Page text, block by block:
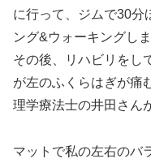
に行って、ジムで30分
ング&ウォーキングし
その後、リハビリをし
が左のふくらはぎが痛
理学療法士の井田さん
マットで私の左右のバ